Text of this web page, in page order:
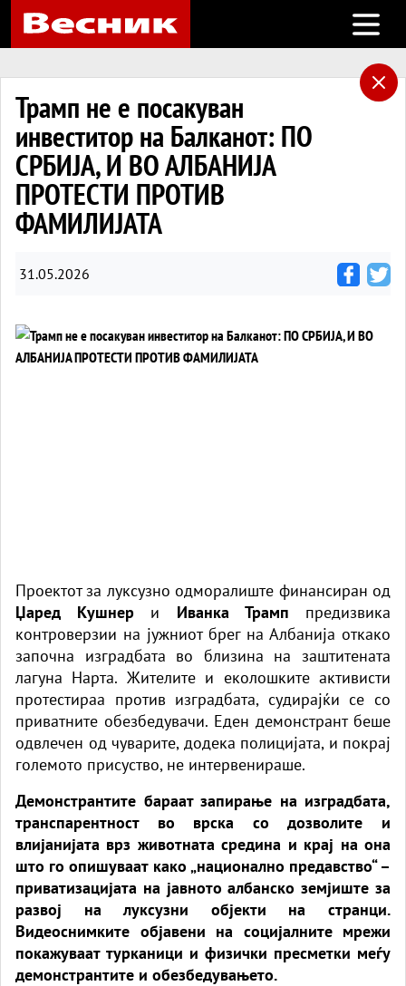
Open
Трамп не е посакуван
инвеститор на Балканот: ПО
СРБИЈА, И ВО АЛБАНИЈА
ПРОТЕСТИ ПРОТИВ
ФАМИЛИЈАТА
31.05.2026
Проектот за луксузно одморалиште финансиран од
Џаред Кушнер и Иванка Трамп предизвика
контроверзии на јужниот брег на Албанија откако
започна изградбата во близина на заштитената
лагуна Нарта. Жителите и еколошките активисти
протестираа против изградбата, судирајќи се со
приватните обезбедувачи. Еден демонстрант беше
одвлечен од чуварите, додека полицијата, и покрај
големото присуство, не интервенираше.
Демонстрантите бараат запирање на изградбата,
транспарентност во врска со дозволите и
влијанијата врз животната средина и крај на она
што го опишуваат како „национално предавство“ –
приватизацијата на јавното албанско земјиште за
развој на луксузни објекти на странци.
Видеоснимките објавени на социјалните мрежи
покажуваат турканици и физички пресметки меѓу
демонстрантите и обезбедувањето.